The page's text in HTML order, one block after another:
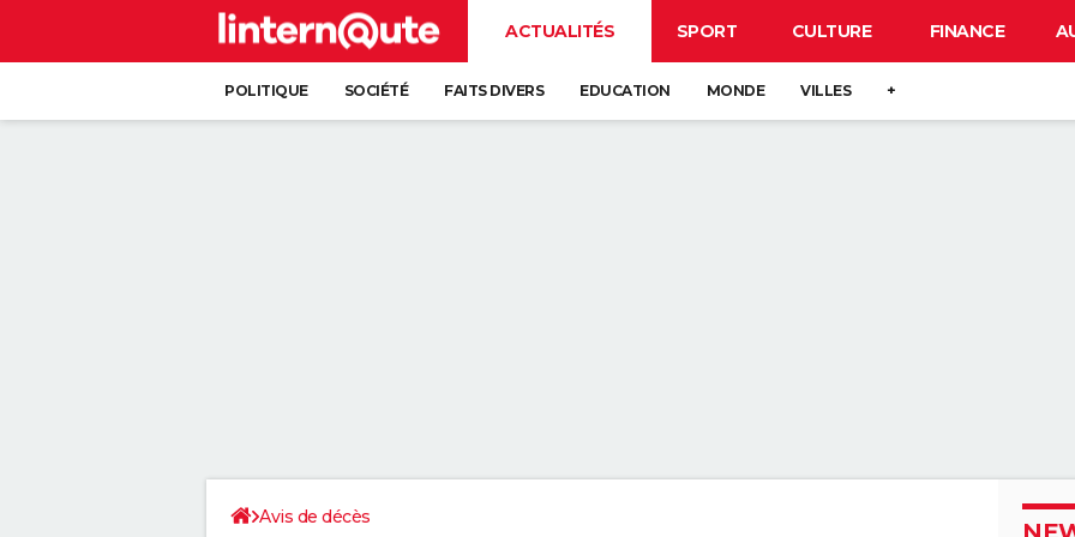
ACTUALITÉS SPORT CULTURE FINANCE
POLITIQUE SOCIÉTÉ FAITS DIVERS EDUCATION MONDE VILLES +
Avis de décès